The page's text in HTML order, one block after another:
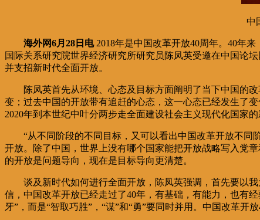
中
海外网6月28日电2018年是中国改革开放40周年。40年
国际关系研究院世界经济研究所研究员陈凤英受邀在中国论
并支招新时代全面开放。
陈凤英首先从环境、心态及目标方面阐明了当下中国的
变；过去中国的开放带有追赶的心态，这一心态已经发生了
2020年到本世纪中叶分两步走全面建设社会主义现代化国家的
“从不同阶段的不同目标，又可以看出中国改革开放不
开放。除了中国，世界上没有哪个国家能把开放战略写入党
的开放是问题导向，现在是目标导向更清楚。
谈及新时代如何进行全面开放，陈凤英强调，首先要以
信，中国改革开放已经走过了40年，有基础，有能力，也有
牙”，而是“智取巧胜”，“谋”和“勇”要同时并用。中国改革开